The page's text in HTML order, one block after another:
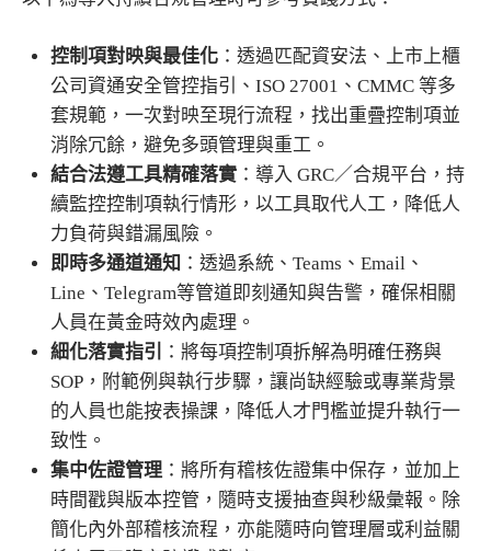
控制項對映與最佳化：透過匹配資安法、上市上櫃
公司資通安全管控指引、ISO 27001、CMMC 等多
套規範，一次對映至現行流程，找出重疊控制項並
消除冗餘，避免多頭管理與重工。
結合法遵工具精確落實：導入 GRC／合規平台，持
續監控控制項執行情形，以工具取代人工，降低人
力負荷與錯漏風險。
即時多通道通知 ：透過系統、Teams、Email、
Line、Telegram等管道即刻通知與告警，確保相關
人員在黃金時效內處理。
細化落實指引
：將每項控制項拆解為明確任務與
SOP，附範例與執行步驟，讓尚缺經驗或專業背景
的人員也能按表操課，降低人才門檻並提升執行一
致性。
集中佐證管理：將所有稽核佐證集中保存，並加上
時間戳與版本控管，隨時支援抽查與秒級彙報。除
簡化內外部稽核流程，亦能隨時向管理層或利益關